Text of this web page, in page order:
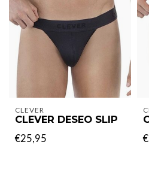
CLEVER
CLEVER DESEO SLIP
€25,95